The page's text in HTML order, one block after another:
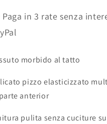
Pizzo
Pizzo
Paga in 3 rate senza
morbido al tatto
pizzo elasticizzato
anterior
pulita senza cuciture